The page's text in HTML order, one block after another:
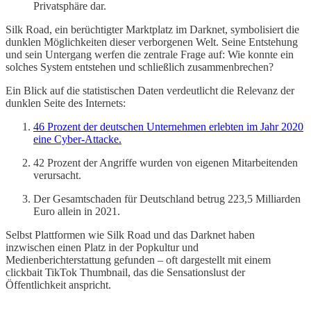
Privatsphäre dar.
Silk Road, ein berüchtigter Marktplatz im Darknet, symbolisiert die
dunklen Möglichkeiten dieser verborgenen Welt. Seine Entstehung
und sein Untergang werfen die zentrale Frage auf: Wie konnte ein
solches System entstehen und schließlich zusammenbrechen?
Ein Blick auf die statistischen Daten verdeutlicht die Relevanz der
dunklen Seite des Internets:
46 Prozent der deutschen Unternehmen erlebten im Jahr 2020
eine Cyber-Attacke.
42 Prozent der Angriffe wurden von eigenen Mitarbeitenden
verursacht.
Der Gesamtschaden für Deutschland betrug 223,5 Milliarden
Euro allein in 2021.
Selbst Plattformen wie Silk Road und das Darknet haben
inzwischen einen Platz in der Popkultur und
Medienberichterstattung gefunden – oft dargestellt mit einem
clickbait TikTok Thumbnail, das die Sensationslust der
Öffentlichkeit anspricht.